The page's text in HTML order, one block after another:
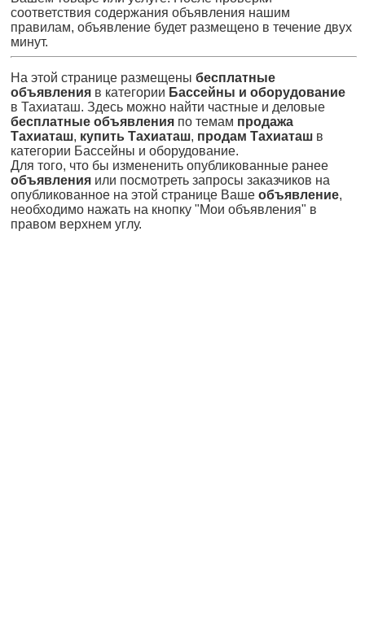
соответствия содержания объявления нашим
правилам, объявление будет размещено в течение двух
минут.
На этой странице размещены бесплатные
объявления в категории Бассейны и оборудование
в Тахиаташ. Здесь можно найти частные и деловые
бесплатные объявления по темам продажа
Тахиаташ, купить Тахиаташ, продам Тахиаташ в
категории Бассейны и оборудование.
Для того, что бы измененить опубликованные ранее
объявления или посмотреть запросы заказчиков на
опубликованное на этой странице Ваше объявление,
необходимо нажать на кнопку "Мои объявления" в
правом верхнем углу.